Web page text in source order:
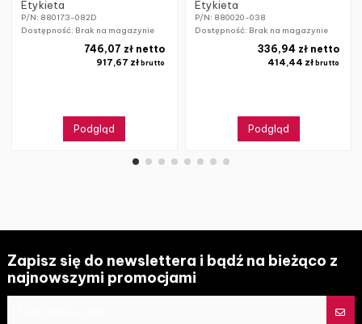
Etykieta
P/N: 880173-082D
Dostępność: Brak na magazynie
917,67 złbrutto
746,07 zł netto
Podgląd
Etykieta
P/N: 880020-038
Dostępność: Brak na magazynie
414,44 zł brutto
336,94 zł netto
Podgląd
Zapisz się do newslettera i bądź na bieżąco z
najnowszymi promocjami